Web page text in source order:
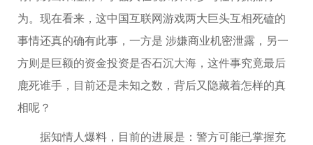
为。现在看来，这中国互联网游戏两大巨头互相死磕的
事情还真的确有此事，一方是 涉嫌商业机密泄露，另一
方则是巨额的资金投资是否石沉大海，这件事究竟最后
鹿死谁手，目前还是未知之数，背后又隐藏着怎样的真
相呢？
据知情人爆料，目前的进展是：警方可能已掌握充